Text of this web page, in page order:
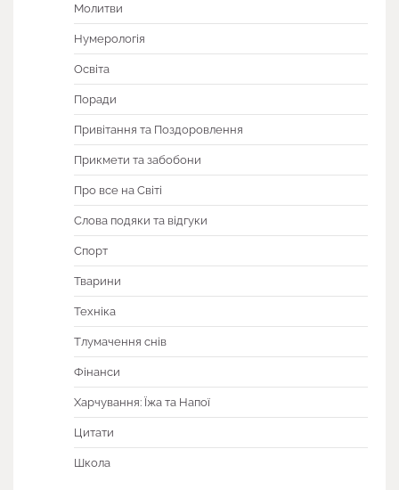
Молитви
Нумерологія
Освіта
Поради
Привітання та Поздоровлення
Прикмети та забобони
Про все на Світі
Слова подяки та відгуки
Спорт
Тварини
Техніка
Тлумачення снів
Фінанси
Харчування: Їжа та Напої
Цитати
Школа